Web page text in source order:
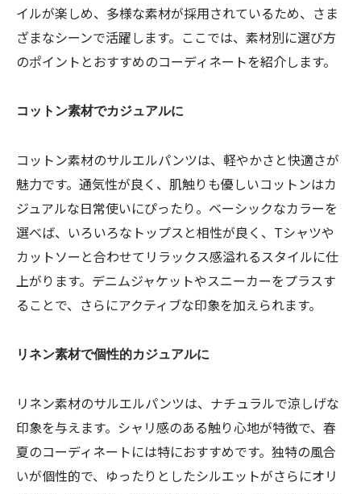
イルが楽しめ、多様な素材が採用されているため、さま
ざまなシーンで活躍します。ここでは、素材別に選び方
のポイントとおすすめのコーディネートを紹介します。
コットン素材でカジュアルに
コットン素材のサルエルパンツは、軽やかさと快適さが
魅力です。通気性が良く、肌触りも優しいコットンはカ
ジュアルな日常使いにぴったり。ベーシックなカラーを
選べば、いろいろなトップスと相性が良く、Tシャツや
カットソーと合わせてリラックス感溢れるスタイルに仕
上がります。デニムジャケットやスニーカーをプラスす
ることで、さらにアクティブな印象を加えられます。
リネン素材で個性的カジュアルに
リネン素材のサルエルパンツは、ナチュラルで涼しげな
印象を与えます。シャリ感のある触り心地が特徴で、春
夏のコーディネートには特におすすめです。独特の風合
いが個性的で、ゆったりとしたシルエットがさらにオリ